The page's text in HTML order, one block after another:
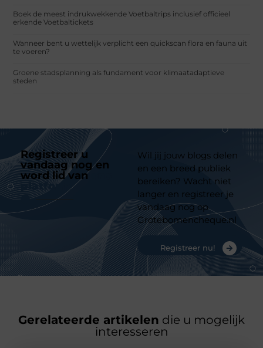
Boek de meest indrukwekkende Voetbaltrips inclusief officieel
erkende Voetbaltickets
Wanneer bent u wettelijk verplicht een quickscan flora en fauna uit
te voeren?
Groene stadsplanning als fundament voor klimaatadaptieve
steden
Registreer u
vandaag nog en
word lid van
platform
Wil jij jouw blogs delen
en een breed publiek
bereiken? Wacht niet
langer en registreer je
vandaag nog op
Grotebomencheque.nl
Registreer nu!
Gerelateerde artikelen die u mogelijk
interesseren